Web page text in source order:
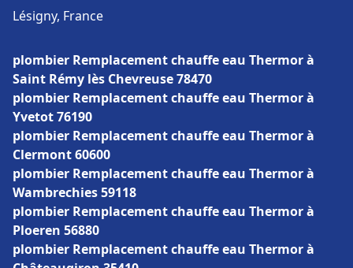
Lésigny, France
plombier Remplacement chauffe eau Thermor à
Saint Rémy lès Chevreuse 78470
plombier Remplacement chauffe eau Thermor à
Yvetot 76190
plombier Remplacement chauffe eau Thermor à
Clermont 60600
plombier Remplacement chauffe eau Thermor à
Wambrechies 59118
plombier Remplacement chauffe eau Thermor à
Ploeren 56880
plombier Remplacement chauffe eau Thermor à